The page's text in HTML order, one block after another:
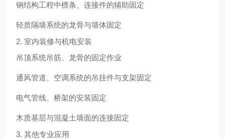
钢结构工程中檩条、连接件的辅助固定
轻质隔墙系统的龙骨与墙体固定
2. 室内装修与机电安装
吊顶系统吊筋、龙骨的固定作业
通风管道、空调系统的吊挂件与支架固定
电气管线、桥架的安装固定
木质基层与混凝土墙面的连接固定
3. 其他专业应用